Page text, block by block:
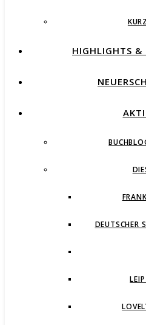
HIGHLIGHTS &
DEUTSCHER